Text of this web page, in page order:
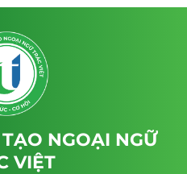
NGOẠI NGỮ
VIỆT